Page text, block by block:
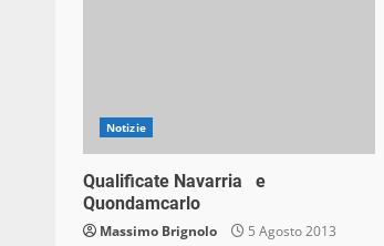
Notizie
Qualificate Navarria e
Quondamcarlo
Massimo Brignolo 5 Agosto 2013